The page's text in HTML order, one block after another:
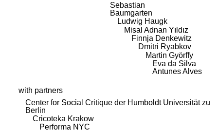
Sebastian
Baumgarten
Ludwig Haugk
Misal Adnan Yıldız
Finnja Denkewitz
Dmitri Ryabkov
Martin Györffy
Eva da Silva
Antunes Alves
with partners
Center for Social Critique der Humboldt Universität zu
Berlin
Cricoteka Krakow
Performa NYC